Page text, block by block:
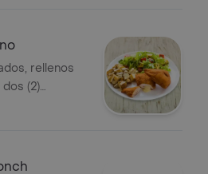
rellenos
(2)
eleccion y 20